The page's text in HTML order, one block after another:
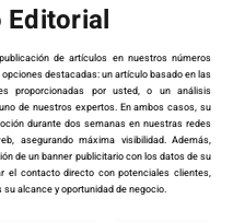
de artículos en nuestros números
destacadas: un artículo basado en las
proporcionadas por usted, o un análisis
de nuestros expertos. En ambos casos, su
durante dos semanas en nuestras redes
asegurando máxima visibilidad. Además,
de un banner publicitario con los datos de su
el contacto directo con potenciales clientes,
alcance y oportunidad de negocio.